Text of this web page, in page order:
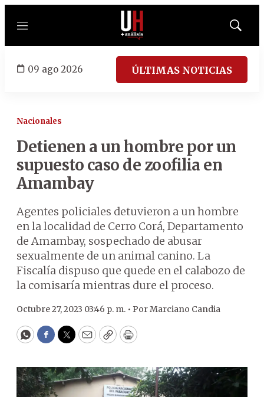
Menú
Mostrar
09 ago 2026 ÚLTIMAS NOTICIAS
Nacionales
Detienen a un hombre por un
supuesto caso de zoofilia en
Amambay
Agentes policiales detuvieron a un hombre
en la localidad de Cerro Corá, Departamento
de Amambay, sospechado de abusar
sexualmente de un animal canino. La
Fiscalía dispuso que quede en el calabozo de
la comisaría mientras dure el proceso.
Octubre 27, 2023 03:46 p. m. • PorMarciano Candia
WhatsApp
Facebook
Twitter
EmailCopyPrint